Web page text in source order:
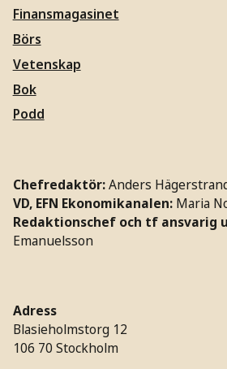
Finansmagasinet
Börs
Vetenskap
Bok
Podd
Chefredaktör:Anders
VD, EFN Ekonomikanalen: Maria
Redaktionschef och tf ansvarig
Emanuelsson
Adress
Blasieholmstorg 12
106 70 Stockholm